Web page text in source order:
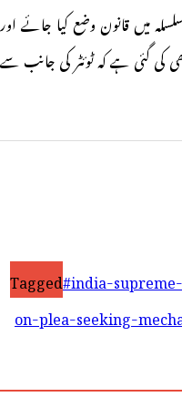
میں قانون وضع کیا جائے اور
کی گئی ہے کہ ٹوئٹر کی جانب سے
Tagged#india-
on-plea-seeking-